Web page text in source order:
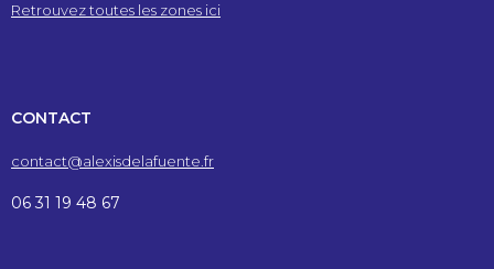
Retrouvez toutes les zones ici
CONTACT
contact@alexisdelafuente.fr
06 31 19 48 67